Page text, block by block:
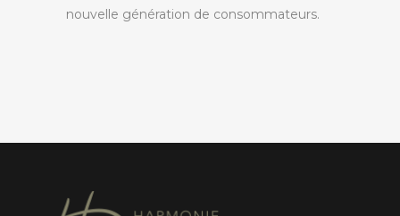
nouvelle génération de consommateurs.